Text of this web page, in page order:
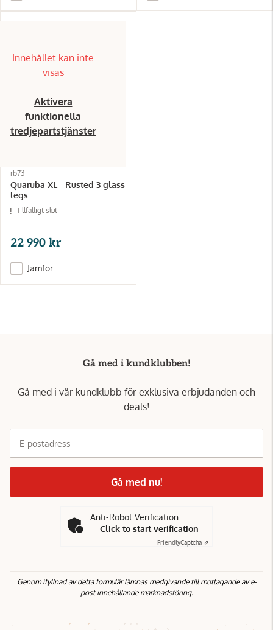
Innehållet kan inte
visas
Aktivera
funktionella
tredjepartstjänster
rb73
Quaruba XL - Rusted 3 glass
legs
Tillfälligt slut
22 990 kr
Jämför
Gå med i kundklubben!
Gå med i vår kundklubb för exklusiva erbjudanden och
deals!
E-postadress
Gå med nu!
Anti-Robot Verification
Click to start verification
FriendlyCaptcha ⇗
Genom ifyllnad av detta formulär lämnas medgivande till mottagande av e-
post innehållande marknadsföring.